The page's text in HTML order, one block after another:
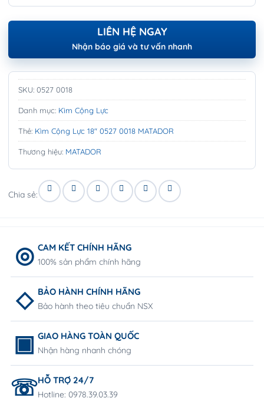
LIÊN HỆ NGAY
Nhận báo giá và tư vấn nhanh
SKU: 0527 0018
Danh mục: Kìm Cộng Lực
Thẻ: Kìm Cộng Lực 18" 0527 0018 MATADOR
Thương hiệu: MATADOR
Chia sẻ:
CAM KẾT CHÍNH HÃNG
100% sản phẩm chính hãng
BẢO HÀNH CHÍNH HÃNG
Bảo hành theo tiêu chuẩn NSX
GIAO HÀNG TOÀN QUỐC
Nhận hàng nhanh chóng
HỖ TRỢ 24/7
Hotline: 0978.39.03.39